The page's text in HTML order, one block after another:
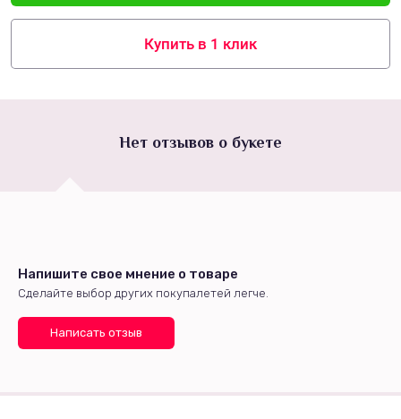
Купить в 1 клик
Нет отзывов о букете
Напишите свое мнение о товаре
Сделайте выбор других покупалетей легче.
Написать отзыв